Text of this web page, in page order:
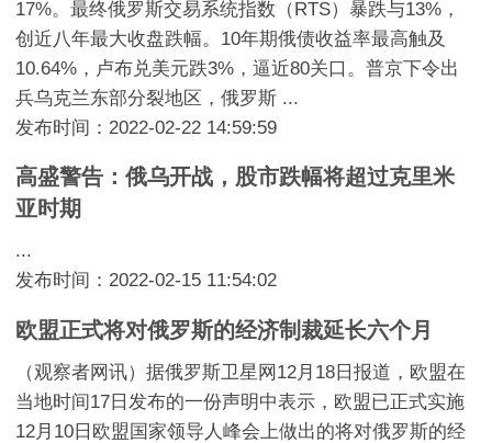
17%。最终俄罗斯交易系统指数（RTS）暴跌与13%，
创近八年最大收盘跌幅。10年期俄债收益率最高触及
10.64%，卢布兑美元跌3%，逼近80关口。普京下令出
兵乌克兰东部分裂地区，俄罗斯 ...
发布时间：2022-02-22 14:59:59
高盛警告：俄乌开战，股市跌幅将超过克里米
亚时期
...
发布时间：2022-02-15 11:54:02
欧盟正式将对俄罗斯的经济制裁延长六个月
（观察者网讯）据俄罗斯卫星网12月18日报道，欧盟在
当地时间17日发布的一份声明中表示，欧盟已正式实施
12月10日欧盟国家领导人峰会上做出的将对俄罗斯的经